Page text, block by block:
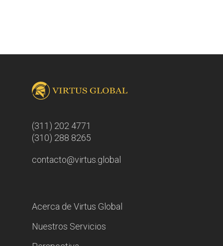
(311) 202 4771
(310) 288 8265
contacto@virtus.global
Acerca de Virtus Global
Nuestros Servicios